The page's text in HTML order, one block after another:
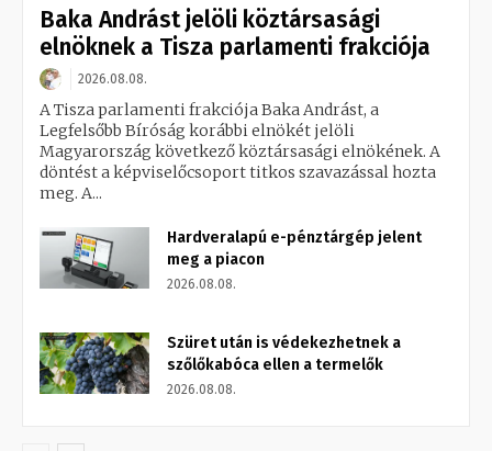
Baka Andrást jelöli köztársasági
elnöknek a Tisza parlamenti frakciója
2026.08.08.
A Tisza parlamenti frakciója Baka Andrást, a
Legfelsőbb Bíróság korábbi elnökét jelöli
Magyarország következő köztársasági elnökének. A
döntést a képviselőcsoport titkos szavazással hozta
meg. A...
Hardveralapú e-pénztárgép jelent
meg a piacon
2026.08.08.
Szüret után is védekezhetnek a
szőlőkabóca ellen a termelők
2026.08.08.